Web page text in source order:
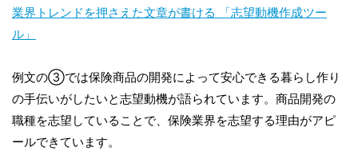
業界トレンドを押さえた文章が書ける 「志望動機作成ツー
ル」
例文の③では保険商品の開発によって安心できる暮らし作り
の手伝いがしたいと志望動機が語られています。商品開発の
職種を志望していることで、保険業界を志望する理由がアピ
ールできています。